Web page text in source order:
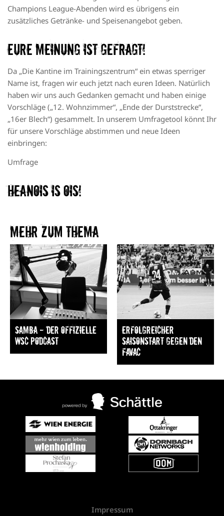
Champions League-Abenden wird es übrigens ein
zusätzliches Getränke- und Speisenangebot geben.
Eure Meinung ist gefragt!
Da „Die Kantine im Trainingszentrum“ ein etwas sperriger
Name ist, fragen wir euch jetzt nach euren Ideen. Natürlich
haben wir uns auch Gedanken gemacht und haben einige
Vorschläge („12. Wohnzimmer“, „Ende der Durststrecke“,
„16er Blech“) gesammelt. In unserem Umfragetool könnt Ihr
für unsere Vorschläge abstimmen und neue Ideen
einbringen:
Umfrage
Heanois is ois!
Mehr zum Thema​
Samba — Der offizielle
WSC Podcast
Erfolgreicher
Saisonstart gegen den
FavAC
Impressum